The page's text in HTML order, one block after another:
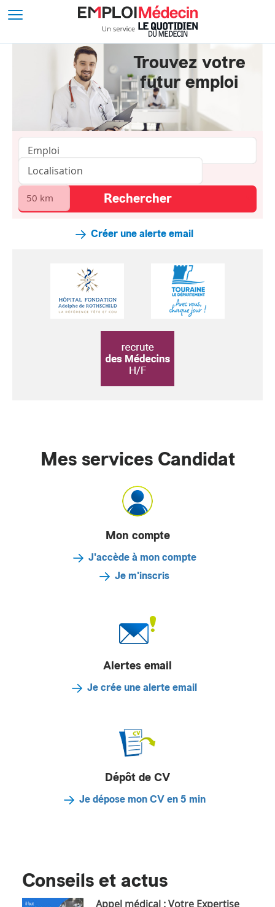
Trouvez votre
futur emploi
Créer une alerte email
Mes services Candidat
Mon compte
J'accède à mon compte
Je m'inscris
Alertes email
Je crée une alerte email
Dépôt de CV
Je dépose mon CV en 5 min
Conseils et actus
Appel médical : Votre Expertise